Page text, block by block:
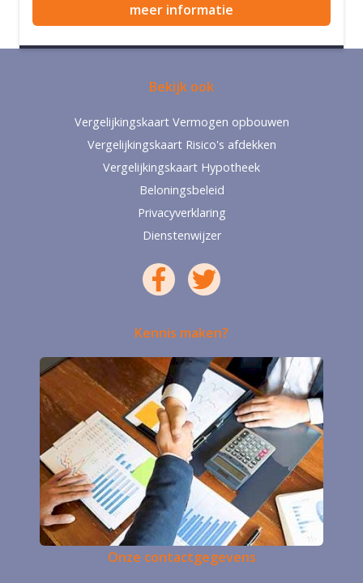
meer informatie
Bekijk ook
Vergelijkingskaart Vermogen opbouwen
Vergelijkingskaart Risico's afdekken
Vergelijkingskaart Hypotheek
Beloningsbeleid
Privacyverklaring
Dienstenwijzer
Kennis maken?
Onze contactgegevens